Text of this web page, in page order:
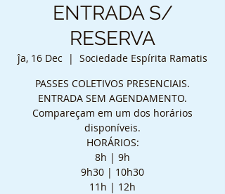
ENTRADA S/
RESERVA
ĵa, 16 Dec
  |
Sociedade Espírita Ramatis
PASSES COLETIVOS PRESENCIAIS.
ENTRADA SEM AGENDAMENTO.
Compareçam em um dos horários
disponíveis.
HORÁRIOS:
8h | 9h
9h30 | 10h30
11h | 12h